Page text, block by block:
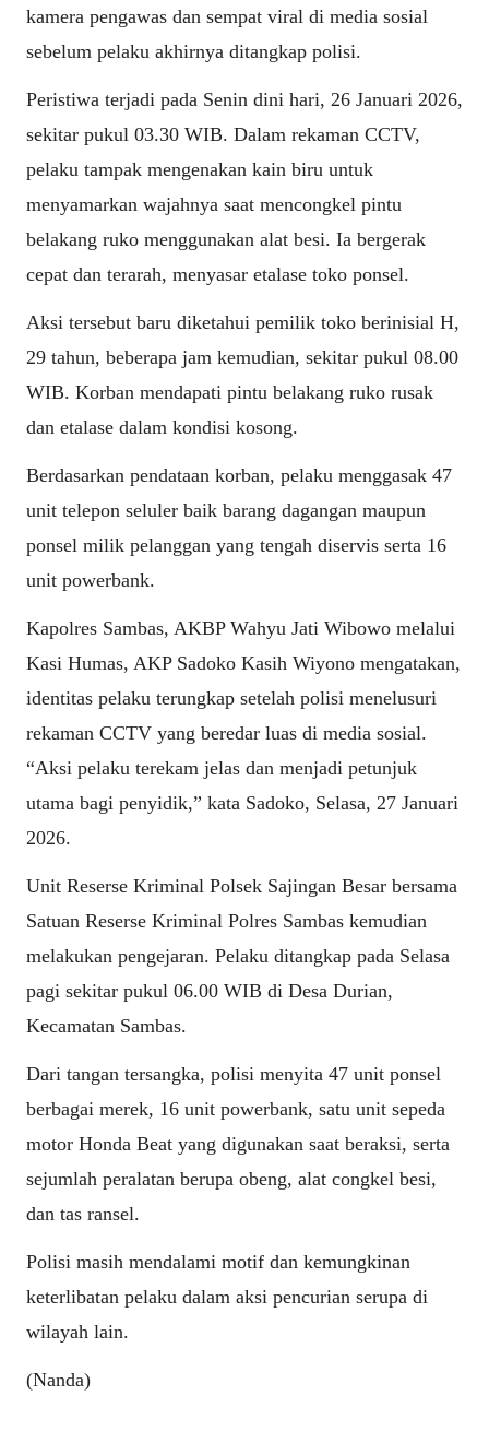
kamera pengawas dan sempat viral di media sosial
sebelum pelaku akhirnya ditangkap polisi.
Peristiwa terjadi pada Senin dini hari, 26 Januari 2026,
sekitar pukul 03.30 WIB. Dalam rekaman CCTV,
pelaku tampak mengenakan kain biru untuk
menyamarkan wajahnya saat mencongkel pintu
belakang ruko menggunakan alat besi. Ia bergerak
cepat dan terarah, menyasar etalase toko ponsel.
Aksi tersebut baru diketahui pemilik toko berinisial H,
29 tahun, beberapa jam kemudian, sekitar pukul 08.00
WIB. Korban mendapati pintu belakang ruko rusak
dan etalase dalam kondisi kosong.
Berdasarkan pendataan korban, pelaku menggasak 47
unit telepon seluler baik barang dagangan maupun
ponsel milik pelanggan yang tengah diservis serta 16
unit powerbank.
Kapolres Sambas, AKBP Wahyu Jati Wibowo melalui
Kasi Humas, AKP Sadoko Kasih Wiyono mengatakan,
identitas pelaku terungkap setelah polisi menelusuri
rekaman CCTV yang beredar luas di media sosial.
“Aksi pelaku terekam jelas dan menjadi petunjuk
utama bagi penyidik,” kata Sadoko, Selasa, 27 Januari
2026.
Unit Reserse Kriminal Polsek Sajingan Besar bersama
Satuan Reserse Kriminal Polres Sambas kemudian
melakukan pengejaran. Pelaku ditangkap pada Selasa
pagi sekitar pukul 06.00 WIB di Desa Durian,
Kecamatan Sambas.
Dari tangan tersangka, polisi menyita 47 unit ponsel
berbagai merek, 16 unit powerbank, satu unit sepeda
motor Honda Beat yang digunakan saat beraksi, serta
sejumlah peralatan berupa obeng, alat congkel besi,
dan tas ransel.
Polisi masih mendalami motif dan kemungkinan
keterlibatan pelaku dalam aksi pencurian serupa di
wilayah lain.
(Nanda)